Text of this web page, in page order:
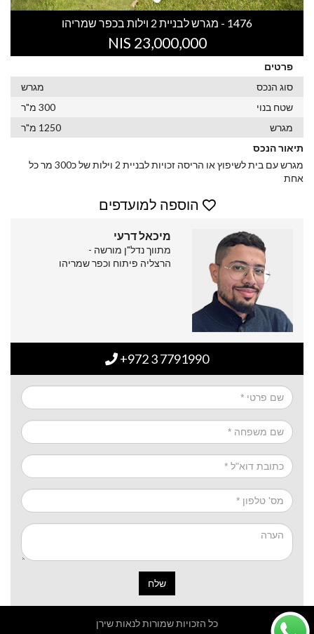
1476 - מגרש לבניית 2 וילות בכפר שמריהו
23,000,000 NIS
פרטים
סוג הנכס
מגרש
שטח בנוי
300 מ"ר
מגרש
1250 מ"ר
תיאור הנכס
מגרש עם בית לשיפוץ או הריסה זכויות לבניית 2 וילות של כ300 מר כל
אחת
הוספה למועדפים
מיכאל דרעי
מתווך נדל"ן מורשה -
הרצליה פיתוח וכפר שמריהו
+972 3 7791990
שלח
כל הזכויות שמורות לנאות שירן